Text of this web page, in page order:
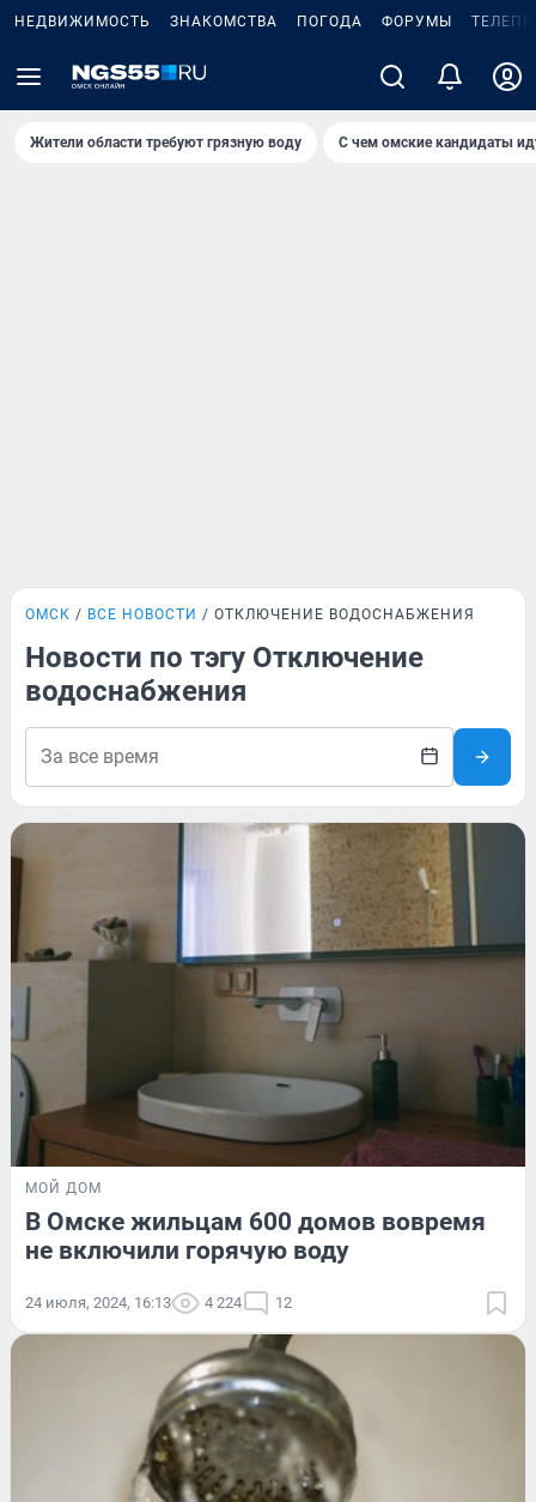
НЕДВИЖИМОСТЬ ЗНАКОМСТВА ПОГОДА ФОРУМЫ
Жители области требуют грязную воду С чем омские кандидаты
ОМСК ВСЕ НОВОСТИ ОТКЛЮЧЕНИЕ ВОДОСНАБЖЕНИЯ
Новости по тэгу Отключение
водоснабжения
МОЙ ДОМ
В Омске жильцам 600 домов вовремя
не включили горячую воду
24 июля, 2024, 16:13 4 224 12